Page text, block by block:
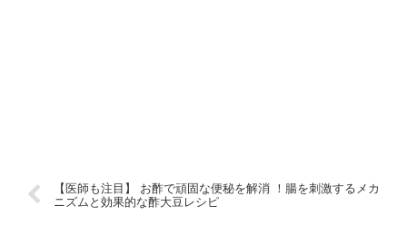
【医師も注目】 お酢で頑固な便秘を解消 ！腸を刺激するメカ
ニズムと効果的な酢大豆レシピ